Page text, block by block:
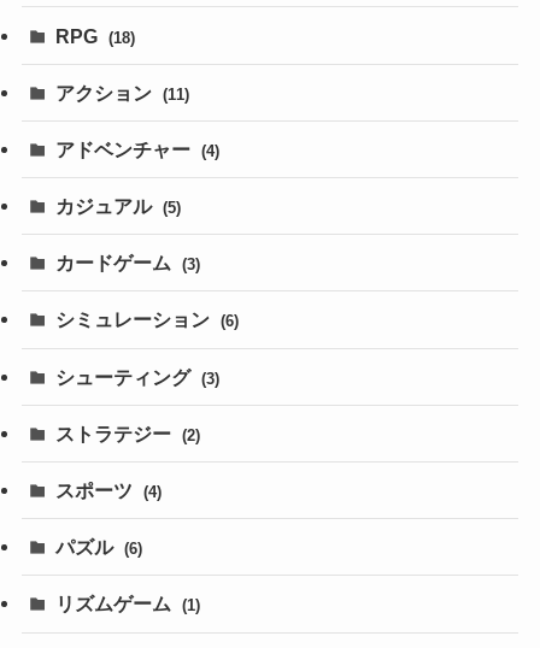
RPG (18)
アクション (11)
アドベンチャー (4)
カジュアル (5)
カードゲーム (3)
シミュレーション (6)
シューティング (3)
ストラテジー (2)
スポーツ (4)
パズル (6)
リズムゲーム (1)